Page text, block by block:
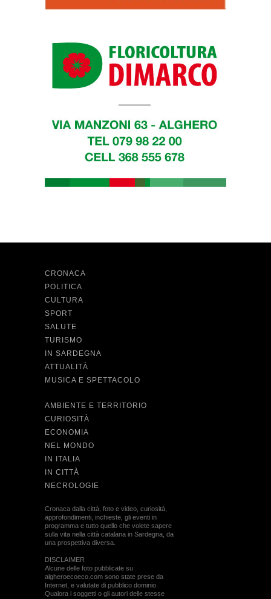
CRONACA
POLITICA
CULTURA
SPORT
SALUTE
TURISMO
IN SARDEGNA
ATTUALITÀ
MUSICA E SPETTACOLO
AMBIENTE E TERRITORIO
CURIOSITÀ
ECONOMIA
NEL MONDO
IN ITALIA
IN CITTÀ
NECROLOGIE
Cronaca dalla città, foto e video, curiosità,
approfondimenti, inchieste, gli eventi in
programma e tutto quello che volete sapere
sulla vita nella città catalana in Sardegna, da
una prospettiva diversa.
DISCLAIMER
Alcune delle foto pubblicate su
algheroecoeco.com sono state prese da
Internet, e valutate di pubblico dominio.
Qualora i soggetti o gli autori delle stesse